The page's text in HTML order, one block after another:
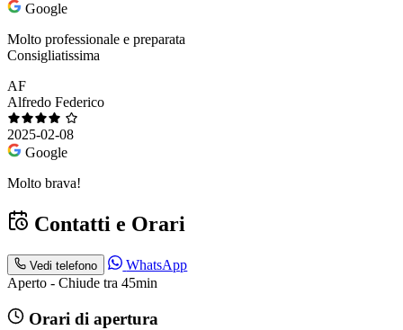
Google
Molto professionale e preparata
Consigliatissima
AF
Alfredo Federico
2025-02-08
Google
Molto brava!
Contatti e Orari
Vedi telefono
WhatsApp
Aperto - Chiude tra 45min
Orari di apertura